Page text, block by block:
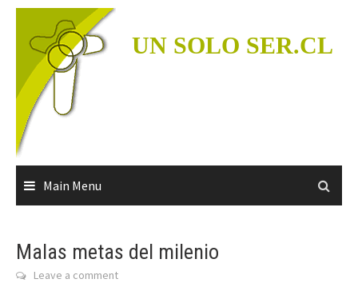
Skip
content
UN SOLO SER.CL
Main Menu
Malas metas del milenio
Leave a comment